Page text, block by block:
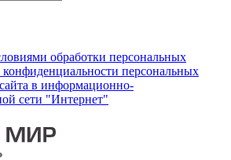
обработки персональных
персональных
в информационно-
сети "Интернет"